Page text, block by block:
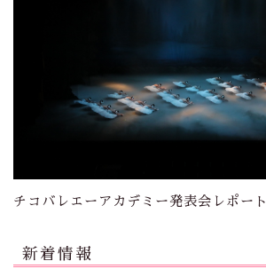
チコバレエーアカデミー発表会レポート
新着情報